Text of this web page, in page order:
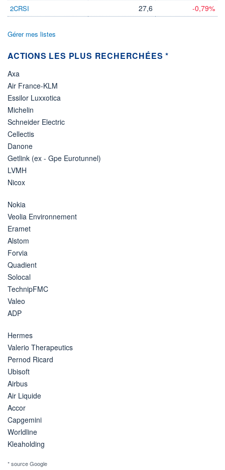
2CRSI 27,6 -0,79%
Gérer mes listes
ACTIONS LES PLUS RECHERCHÉES *
Axa
Air France-KLM
Essilor Luxxotica
Michelin
Schneider Electric
Cellectis
Danone
Getlink (ex - Gpe Eurotunnel)
LVMH
Nicox
Nokia
Veolia Environnement
Eramet
Alstom
Forvia
Quadient
Solocal
TechnipFMC
Valeo
ADP
Hermes
Valerio Therapeutics
Pernod Ricard
Ubisoft
Airbus
Air Liquide
Accor
Capgemini
Worldline
Kleaholding
* source Google